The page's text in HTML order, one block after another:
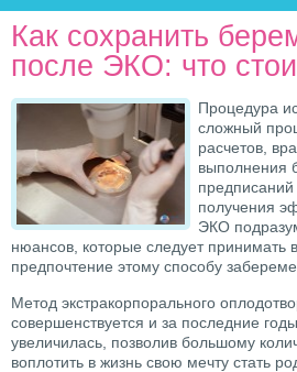
Как сохранить
после ЭКО: что
Процедура
сложный
расчетов,
выполнения
получения
ЭКО
нюансов, которые следует принимать
предпочтение этому способу
Метод экстракорпорального
совершенствуется и за последние
увеличилась, позволив большому
воплотить в жизнь свою мечту стать